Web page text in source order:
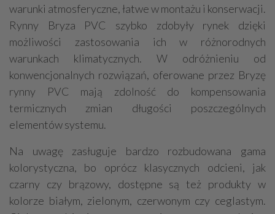
warunki atmosferyczne, łatwe w montażu i konserwacji.
Rynny Bryza PVC szybko zdobyły rynek dzięki
możliwości zastosowania ich w różnorodnych
warunkach klimatycznych. W odróżnieniu od
konwencjonalnych rozwiązań, oferowane przez Bryzę
rynny PVC mają zdolność do kompensowania
termicznych zmian długości poszczególnych
elementów systemu.
Na uwagę zasługuje bardzo rozbudowana gama
kolorystyczna, bo oprócz klasycznych odcieni, jak
czarny czy brązowy, dostępne są też produkty w
kolorze białym, zielonym, czerwonym czy ceglastym.